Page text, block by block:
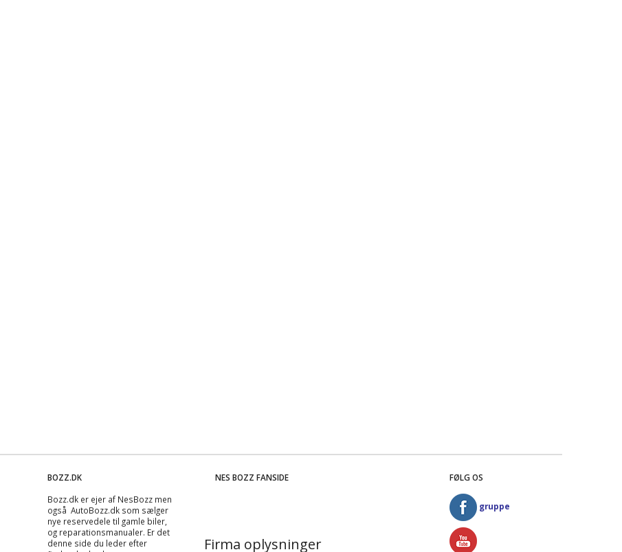
BOZZ.DK
Bozz.dk er ejer af NesBozz men
også AutoBozz.dk som sælger
nye reservedele til gamle biler,
og reparationsmanualer. Er det
denne side du leder efter
NES BOZZ FANSIDE
Firma oplysninger
FØLG OS
gruppe